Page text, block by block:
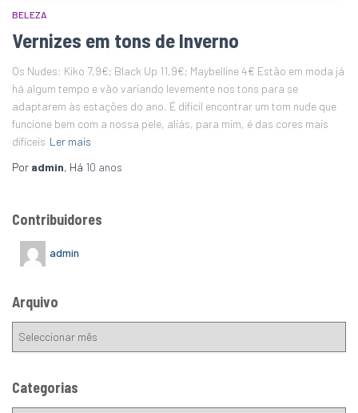
BELEZA
Vernizes em tons de Inverno
Os Nudes: Kiko 7,9€; Black Up 11,9€; Maybelline 4€ Estão em moda já
há algum tempo e vão variando levemente nos tons para se
adaptarem às estações do ano. É difícil encontrar um tom nude que
funcione bem com a nossa pele, aliás, para mim, é das cores mais
difíceis Ler mais
Por admin, Há 10 anos
Contribuidores
admin
Arquivo
Categorias